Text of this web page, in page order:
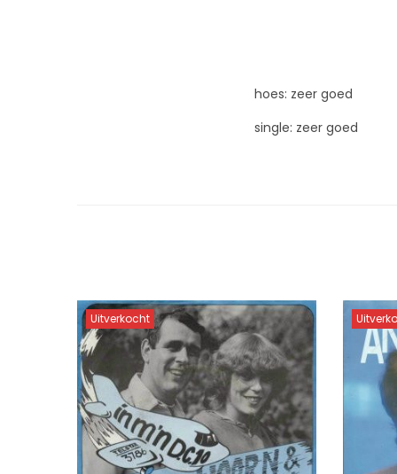
hoes: zeer goed
single: zeer goed
Uitverkocht